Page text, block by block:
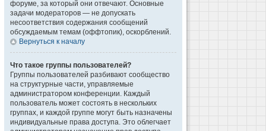
форуме, за который они отвечают. Основные
задачи модераторов — не допускать
несоответствия содержания сообщений
обсуждаемым темам (оффтопик), оскорблений.
Вернуться к началу
Что такое группы пользователей?
Группы пользователей разбивают сообщество
на структурные части, управляемые
администратором конференции. Каждый
пользователь может состоять в нескольких
группах, и каждой группе могут быть назначены
индивидуальные права доступа. Это облегчает